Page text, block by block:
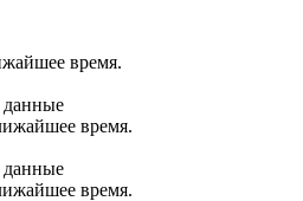
время.
данные
время.
данные
время.